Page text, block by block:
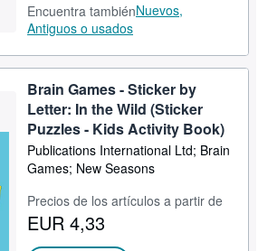
Encuentra tambiénNuevos,
Antiguos o usados
Brain Games - Sticker by
Letter: In the Wild (Sticker
Puzzles - Kids Activity Book)
Publications International Ltd; Brain
Games; New Seasons
Precios de los artículos a partir de
EUR 4,33